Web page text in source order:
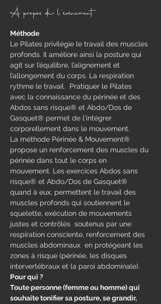
À propos de l'événement
Méthode
​Le Pilates privilégie le travail des muscles
profonds. Il améliore ainsi la posture qui
agit sur l’équilibre, l’alignement et
l’allongement du corps. La respiration
rythme le travail.  Pratiquer le Pilates
avec la connaissance du périnée et des
Abdos sans risque® et Abdo/Dos de
Gasquet® permet de l'intégrer
corporellement dans le mouvement.
La méthode Périnée & Mouvement®
propose un renforcement des muscles du
périnée dans tout le corps en
mouvement.​ Les exercices Abdos sans
risque® et Abdo/Dos de Gasquet®
quand à eux, permettent le travail des
muscles profonds qui soutiennent le
squelette, exécution de mouvements
justes et contrôlés  soutenus par une
respiration consciente, renforcement des
muscles abdominaux  en protégeant les
zones à risque (périnée, les disques
intervertébraux et la paroi abdominale).
Pour qui ?
Toute personne (femme ou homme) qui
souhaite tonifier sa posture, se grandir,